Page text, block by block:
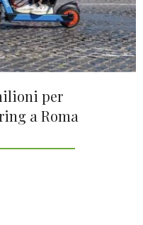
per
a Roma